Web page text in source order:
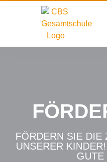
FÖRDERN SIE DIE
UNSERER
GUTE